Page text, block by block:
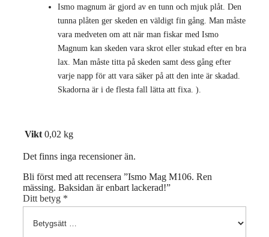
Ismo magnum är gjord av en tunn och mjuk plåt. Den
tunna plåten ger skeden en väldigt fin gång. Man måste
vara medveten om att när man fiskar med Ismo
Magnum kan skeden vara skrot eller stukad efter en bra
lax. Man måste titta på skeden samt dess gång efter
varje napp för att vara säker på att den inte är skadad.
Skadorna är i de flesta fall lätta att fixa. ).
Vikt 0,02 kg
Det finns inga recensioner än.
Bli först med att recensera ”Ismo Mag M106. Ren
mässing. Baksidan är enbart lackerad!”
Ditt betyg *